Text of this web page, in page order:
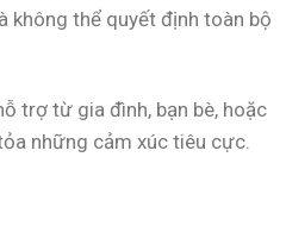
không thể quyết định toàn bộ
trợ từ gia đình, bạn bè, hoặc
những cảm xúc tiêu cực.